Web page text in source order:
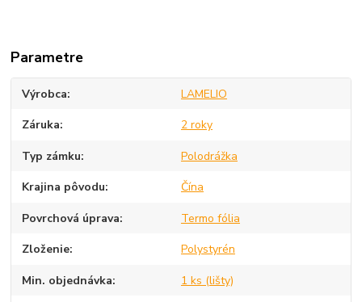
Parametre
Výrobca LAMELIO
Záruka 2 roky
Typ zámku Polodrážka
Krajina pôvodu Čína
Povrchová úprava Termo fólia
Zloženie Polystyrén
Min. objednávka 1 ks (lišty)